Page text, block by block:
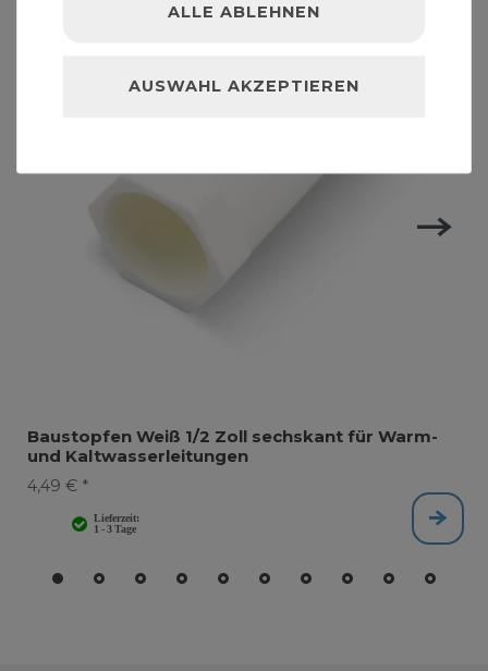
Baustopfen Weiß 1/2 Zoll sechskant für Warm-
und Kaltwasserleitungen
4,49 € *
ALLE ABLEHNEN
AUSWAHL AKZEPTIEREN